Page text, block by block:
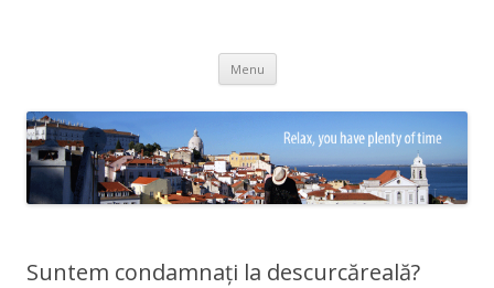
Menu Skip
content
Suntem condamnați la descurcăreală?